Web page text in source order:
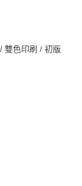
雙色印刷 / 初版